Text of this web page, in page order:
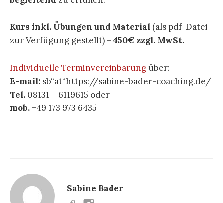
Kurs inkl. Übungen und Material (als pdf-Datei
zur Verfügung gestellt) = 450€ zzgl. MwSt.
Individuelle Terminvereinbarung über:
E-mail: sb“at“https://sabine-bader-coaching.de/
Tel. 08131 – 6119615 oder
mob.+49 173 973 6435
Sabine Bader